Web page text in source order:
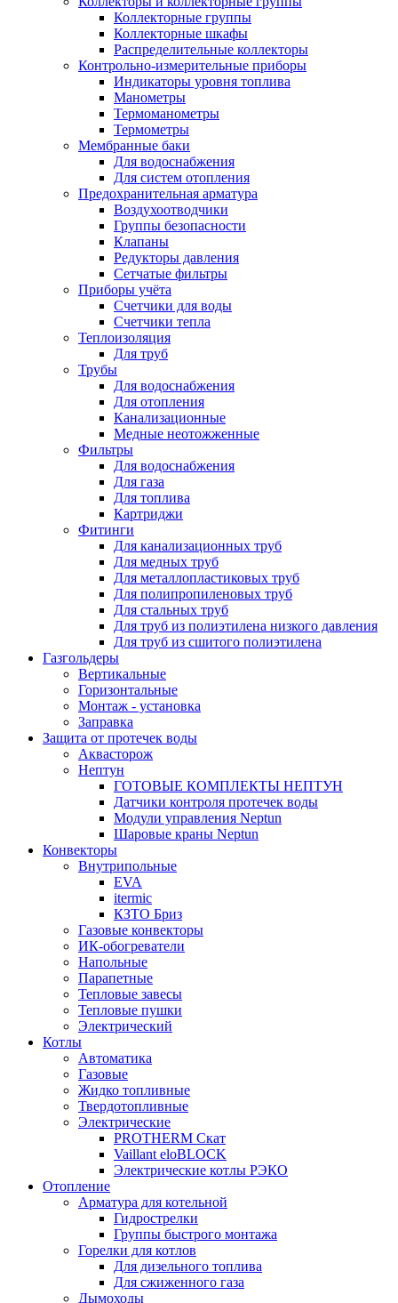
Коллекторные группы
Коллекторные шкафы
Распределительные коллекторы
Контрольно-измерительные приборы
Индикаторы уровня топлива
Манометры
Термоманометры
Термометры
Мембранные баки
Для водоснабжения
Для систем отопления
Предохранительная арматура
Воздухоотводчики
Группы безопасности
Клапаны
Редукторы давления
Сетчатые фильтры
Приборы учёта
Счетчики для воды
Счетчики тепла
Теплоизоляция
Для труб
Трубы
Для водоснабжения
Для отопления
Канализационные
Медные неотожженные
Фильтры
Для водоснабжения
Для газа
Для топлива
Картриджи
Фитинги
Для канализационных труб
Для медных труб
Для металлопластиковых труб
Для полипропиленовых труб
Для стальных труб
Для труб из полиэтилена низкого давления
Для труб из сшитого полиэтилена
Газгольдеры
Вертикальные
Горизонтальные
Монтаж - установка
Заправка
Защита от протечек воды
Аквасторож
Нептун
ГОТОВЫЕ КОМПЛЕКТЫ НЕПТУН
Датчики контроля протечек воды
Модули управления Neptun
Шаровые краны Neptun
Конвекторы
Внутрипольные
EVA
itermic
КЗТО Бриз
Газовые конвекторы
ИК-обогреватели
Напольные
Парапетные
Тепловые завесы
Тепловые пушки
Электрический
Котлы
Автоматика
Газовые
Жидко топливные
Твердотопливные
Электрические
PROTHERM Скат
Vaillant eloBLOCK
Электрические котлы РЭКО
Отопление
Арматура для котельной
Гидрострелки
Группы быстрого монтажа
Горелки для котлов
Для дизельного топлива
Для сжиженного газа
Дымоходы